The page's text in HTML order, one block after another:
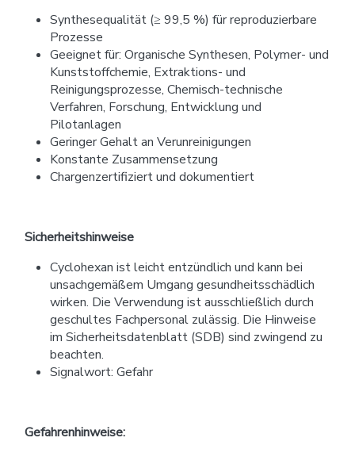
Synthesequalität (≥ 99,5 %) für reproduzierbare
Prozesse
Geeignet für: Organische Synthesen, Polymer- und
Kunststoffchemie, Extraktions- und
Reinigungsprozesse, Chemisch-technische
Verfahren, Forschung, Entwicklung und
Pilotanlagen
Geringer Gehalt an Verunreinigungen
Konstante Zusammensetzung
Chargenzertifiziert und dokumentiert
Sicherheitshinweise
Cyclohexan ist leicht entzündlich und kann bei
unsachgemäßem Umgang gesundheitsschädlich
wirken. Die Verwendung ist ausschließlich durch
geschultes Fachpersonal zulässig. Die Hinweise
im Sicherheitsdatenblatt (SDB) sind zwingend zu
beachten.
Signalwort: Gefahr
Gefahrenhinweise: